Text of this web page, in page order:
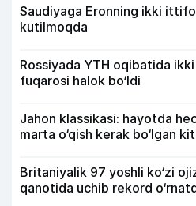
Saudiyaga Eronning ikki
kutilmoqda
Rossiyada YTH oqibatida
fuqarosi halok bo‘ldi
Jahon klassikasi: hayotda
marta o‘qish kerak bo‘lgan
Britaniyalik 97 yoshli ko‘zi
qanotida uchib rekord